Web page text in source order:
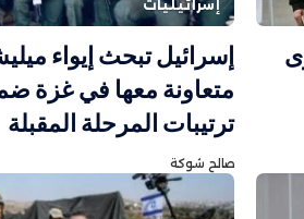
إسرائيليات
إسرائيل تبحث إيواء
متعاونة معها في غزة
ترتيبات المرحلة المقبلة
صالح شوكة